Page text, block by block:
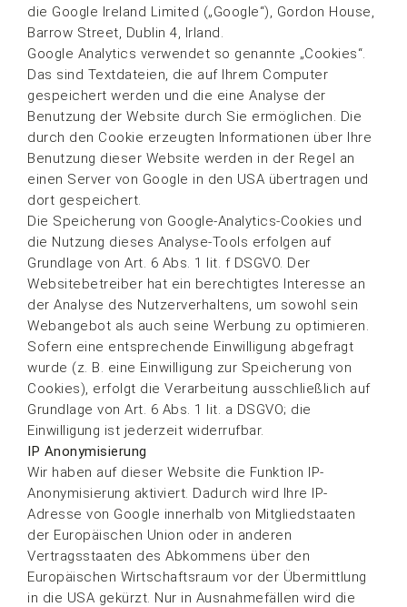
die Google Ireland Limited („Google“), Gordon House,
Barrow Street, Dublin 4, Irland.
Google Analytics verwendet so genannte „Cookies“.
Das sind Textdateien, die auf Ihrem Computer
gespeichert werden und die eine Analyse der
Benutzung der Website durch Sie ermöglichen. Die
durch den Cookie erzeugten Informationen über Ihre
Benutzung dieser Website werden in der Regel an
einen Server von Google in den USA übertragen und
dort gespeichert.
Die Speicherung von Google-Analytics-Cookies und
die Nutzung dieses Analyse-Tools erfolgen auf
Grundlage von Art. 6 Abs. 1 lit. f DSGVO. Der
Websitebetreiber hat ein berechtigtes Interesse an
der Analyse des Nutzerverhaltens, um sowohl sein
Webangebot als auch seine Werbung zu optimieren.
Sofern eine entsprechende Einwilligung abgefragt
wurde (z. B. eine Einwilligung zur Speicherung von
Cookies), erfolgt die Verarbeitung ausschließlich auf
Grundlage von Art. 6 Abs. 1 lit. a DSGVO; die
Einwilligung ist jederzeit widerrufbar.
IP Anonymisierung
Wir haben auf dieser Website die Funktion IP-
Anonymisierung aktiviert. Dadurch wird Ihre IP-
Adresse von Google innerhalb von Mitgliedstaaten
der Europäischen Union oder in anderen
Vertragsstaaten des Abkommens über den
Europäischen Wirtschaftsraum vor der Übermittlung
in die USA gekürzt. Nur in Ausnahmefällen wird die